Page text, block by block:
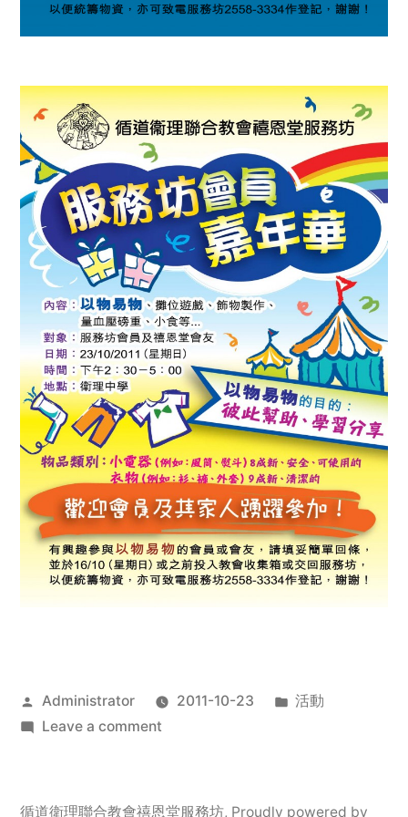
Posted
by
Administrator 2011-10-23
Posted
活動
Leave a commenton
服
循道衛理聯合教會禧恩堂服務坊, Proudly powered by